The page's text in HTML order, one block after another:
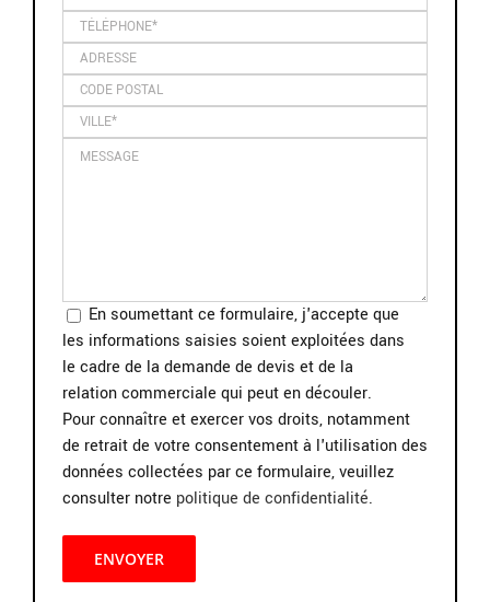
En soumettant ce formulaire, j'accepte que
les informations saisies soient exploitées dans
le cadre de la demande de devis et de la
relation commerciale qui peut en découler.
Pour connaître et exercer vos droits, notamment
de retrait de votre consentement à l'utilisation des
données collectées par ce formulaire, veuillez
consulter notre politique de confidentialité.